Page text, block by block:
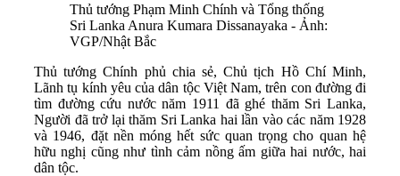
Thủ tướng Phạm Minh Chính và Tổng thống
Sri Lanka Anura Kumara Dissanayaka - Ảnh:
VGP/Nhật Bắc
Thủ tướng Chính phủ chia sẻ, Chủ tịch Hồ Chí Minh,
Lãnh tụ kính yêu của dân tộc Việt Nam, trên con đường đi
tìm đường cứu nước năm 1911 đã ghé thăm Sri Lanka,
Người đã trở lại thăm Sri Lanka hai lần vào các năm 1928
và 1946, đặt nền móng hết sức quan trọng cho quan hệ
hữu nghị cũng như tình cảm nồng ấm giữa hai nước, hai
dân tộc.